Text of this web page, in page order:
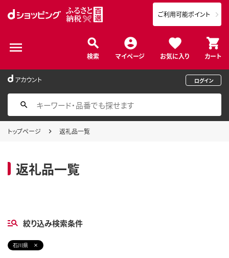
検索 マイページ お気に入り カート
ご利用可能ポイント
アカウント ログイン
トップページ 返礼品一覧
返礼品一覧
絞り込み検索条件
石川県